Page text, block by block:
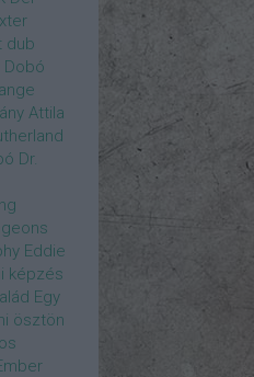
dub
Dobó
Attila
Dr.
Eddie
képzés
Egy
ösztön